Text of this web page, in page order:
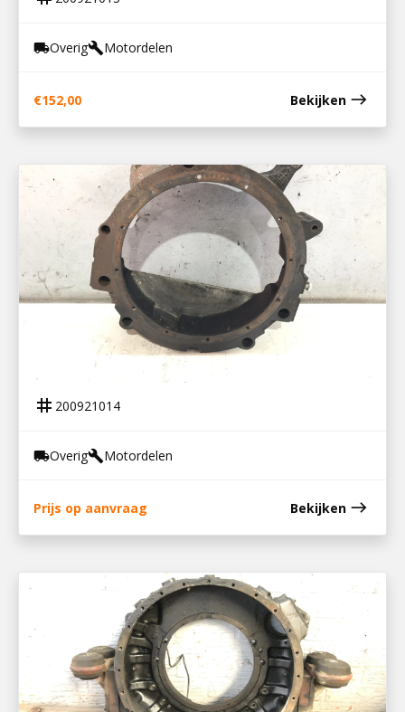
local_shippingOverigbuildMotordelen
€152,00 Bekijken east
200921014
VLIEGWIELHUIS DEUTZ BF4M2012
tag 200921014
local_shippingOverigbuildMotordelen
Prijs op aanvraag Bekijken east